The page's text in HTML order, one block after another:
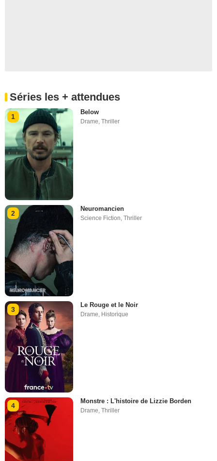
Séries les + attendues
1
Below
Drame,Thriller
2
Neuromancien
Science Fiction ,Thriller
3
Le Rouge et le Noir
Drame, Historique
4
Monstre : L'histoire de Lizzie Borden
Drame,Thriller